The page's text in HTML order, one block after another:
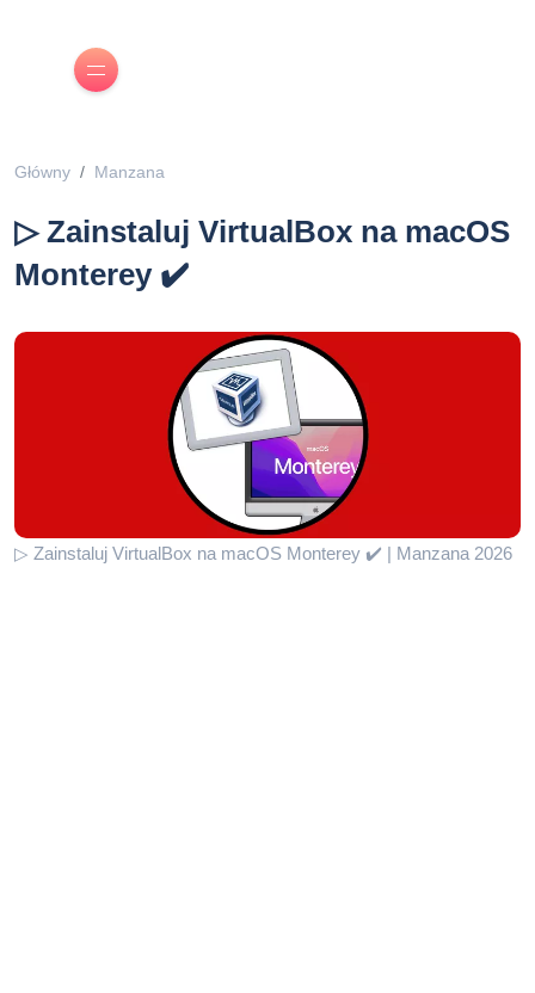
Główny Manzana
▷ Zainstaluj VirtualBox na macOS
Monterey ✔️
▷ Zainstaluj VirtualBox na macOS Monterey ✔️ | Manzana 2026